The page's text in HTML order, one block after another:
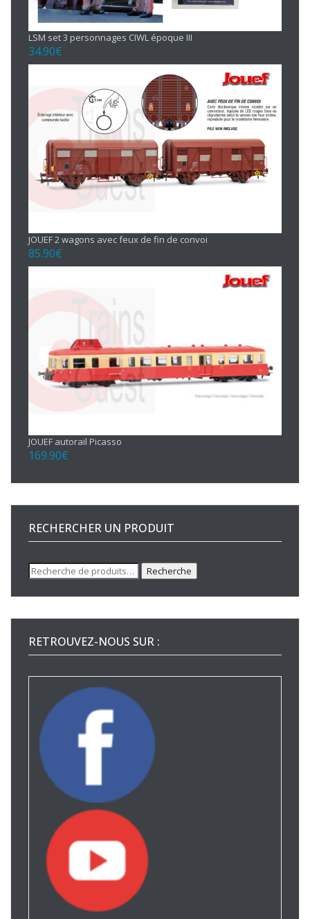
LSM set 3 personnages CIWL époque III
34.90€
JOUEF 2 wagons avec feux de fin de convoi
85.90€
JOUEF autorail Picasso
169.90€
RECHERCHER UN PRODUIT
Recherche
pour :
Recherche
RETROUVEZ-NOUS SUR :